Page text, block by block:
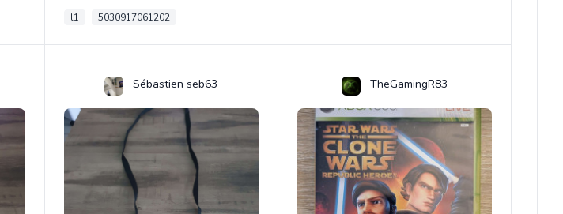
l1 5030917061202
Sébastien seb63 TheGamingR83